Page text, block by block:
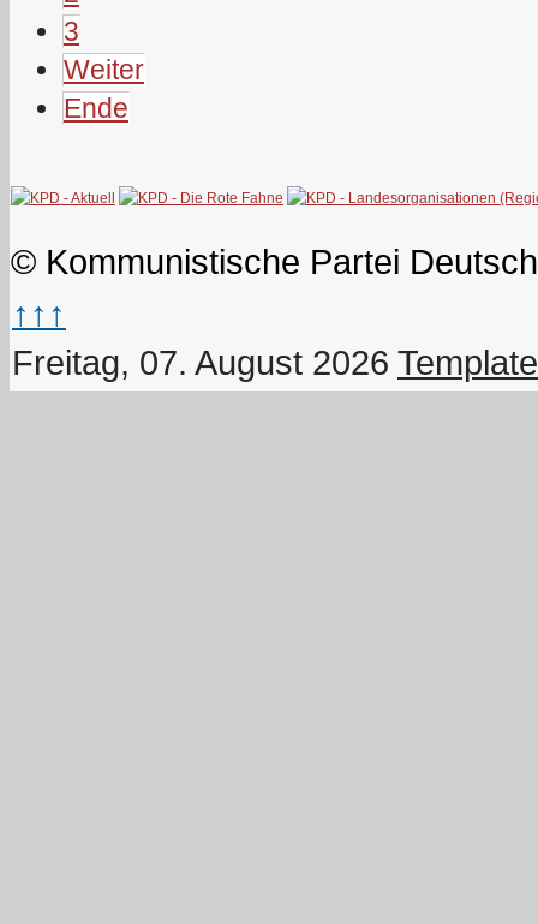
3
Weiter
Ende
© Kommunistische Partei
↑↑↑
Freitag, 07. August 2026